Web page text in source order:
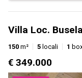
Villa Loc.
150 m² 5 locali 1
€ 349.000